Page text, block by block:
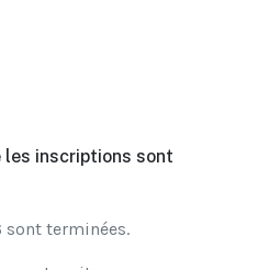
les inscriptions sont
terminées.